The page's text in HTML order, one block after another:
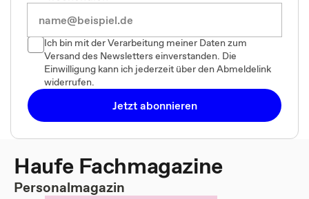
Ich bin mit der Verarbeitung meiner Daten zum
Versand des Newsletters einverstanden. Die
Einwilligung kann ich jederzeit über den Abmeldelink
widerrufen.
Jetzt abonnieren
Haufe Fachmagazine
Personalmagazin